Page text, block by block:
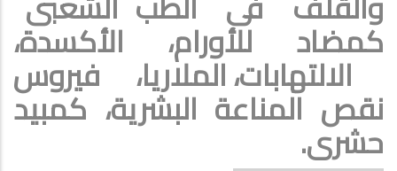
كمضاد للأورام، الأكسدة،
الالتهابات، الملاريا، فيروس
نقص المناعة البشرية، كمبيد
حشرى.